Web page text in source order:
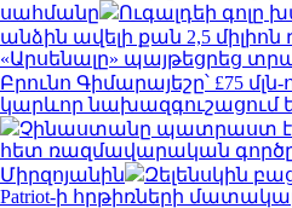
սահմանը
Ուգալդեի գոլը
անձին ավելի քան 2,5 միլիոն
«Արսենալը» պայթեցրեց
Բրունո Գիմարայեշը՝ £75 մլն-
կարևոր նախազգուշացում
Չինաստանը պատրաստ է
հետ ռազմավարական
Միրզոյանին
Զելենսկին
Patriot-ի հրթիռների